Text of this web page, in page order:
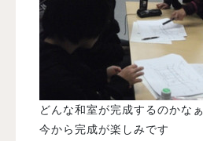
どんな和室が完成するのかなぁ
今から完成が楽しみです